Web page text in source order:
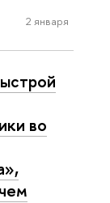
2 января
во